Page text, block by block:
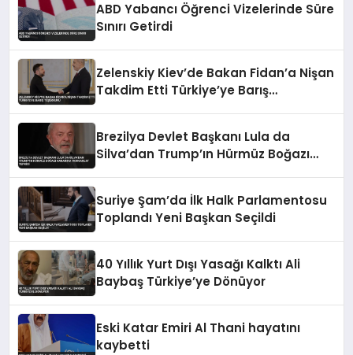
ABD Yabancı Öğrenci Vizelerinde Süre
Sınırı Getirdi
Zelenskiy Kiev’de Bakan Fidan’a Nişan
Takdim Etti Türkiye’ye Barış
Brezilya Devlet Başkanı Lula da
Silva’dan Trump’ın Hürmüz Boğazı
Suriye Şam’da İlk Halk Parlamentosu
Toplandı Yeni Başkan Seçildi
40 Yıllık Yurt Dışı Yasağı Kalktı Ali
Baybaş Türkiye’ye Dönüyor
Eski Katar Emiri Al Thani hayatını
kaybetti